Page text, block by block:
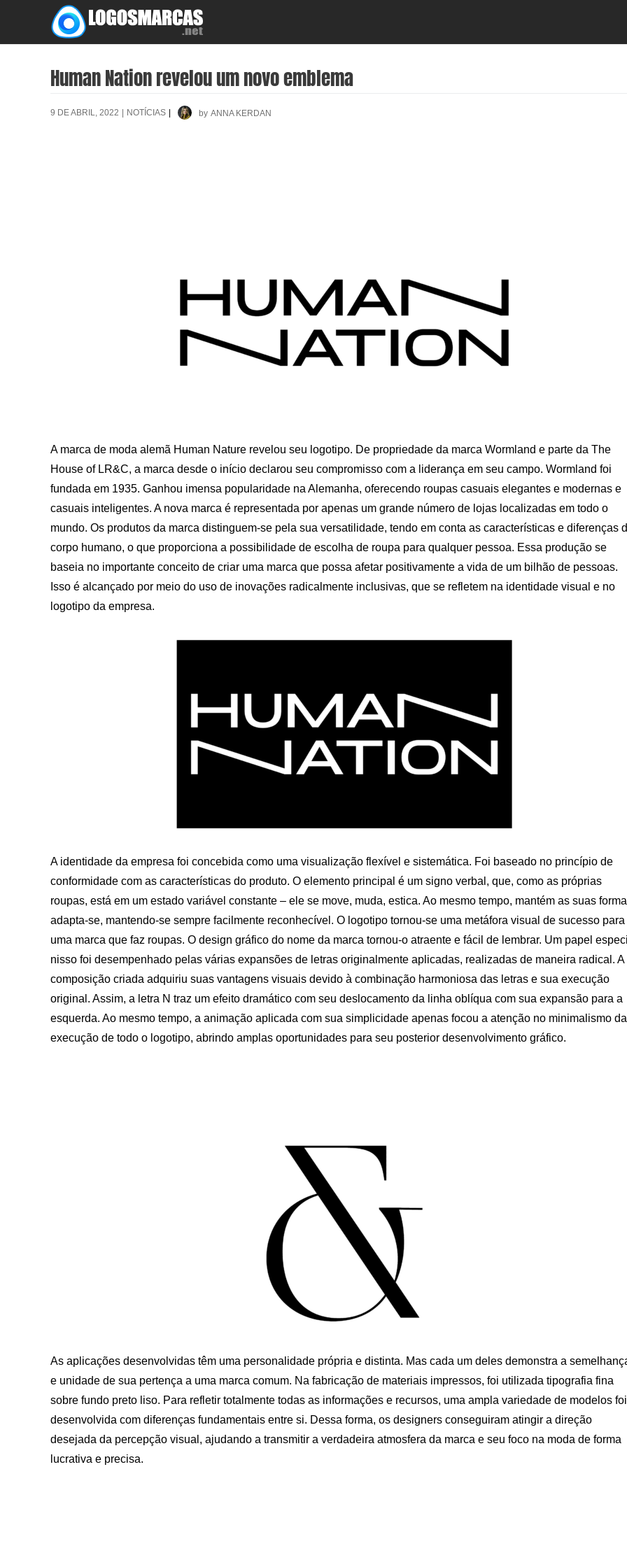
content
Human Nation revelou um novo emblema
9 DE ABRIL, 2022 | NOTÍCIAS | by ANNA KERDAN
A marca de moda alemã Human Nature revelou seu logotipo. De propriedade da marca Wormland e parte da The
House of LR&C, a marca desde o início declarou seu compromisso com a liderança em seu campo. Wormland foi
fundada em 1935. Ganhou imensa popularidade na Alemanha, oferecendo roupas casuais elegantes e modernas e
casuais inteligentes. A nova marca é representada por apenas um grande número de lojas localizadas em todo o
mundo. Os produtos da marca distinguem-se pela sua versatilidade, tendo em conta as características e diferenças
corpo humano, o que proporciona a possibilidade de escolha de roupa para qualquer pessoa. Essa produção se
baseia no importante conceito de criar uma marca que possa afetar positivamente a vida de um bilhão de pessoas.
Isso é alcançado por meio do uso de inovações radicalmente inclusivas, que se refletem na identidade visual e no
logotipo da empresa.
A identidade da empresa foi concebida como uma visualização flexível e sistemática. Foi baseado no princípio de
conformidade com as características do produto. O elemento principal é um signo verbal, que, como as próprias
roupas, está em um estado variável constante – ele se move, muda, estica. Ao mesmo tempo, mantém as suas
adapta-se, mantendo-se sempre facilmente reconhecível. O logotipo tornou-se uma metáfora visual de sucesso para
uma marca que faz roupas. O design gráfico do nome da marca tornou-o atraente e fácil de lembrar. Um papel
nisso foi desempenhado pelas várias expansões de letras originalmente aplicadas, realizadas de maneira radical. A
composição criada adquiriu suas vantagens visuais devido à combinação harmoniosa das letras e sua execução
original. Assim, a letra N traz um efeito dramático com seu deslocamento da linha oblíqua com sua expansão para a
esquerda. Ao mesmo tempo, a animação aplicada com sua simplicidade apenas focou a atenção no minimalismo da
execução de todo o logotipo, abrindo amplas oportunidades para seu posterior desenvolvimento gráfico.
As aplicações desenvolvidas têm uma personalidade própria e distinta. Mas cada um deles demonstra a
e unidade de sua pertença a uma marca comum. Na fabricação de materiais impressos, foi utilizada tipografia fina
sobre fundo preto liso. Para refletir totalmente todas as informações e recursos, uma ampla variedade de modelos foi
desenvolvida com diferenças fundamentais entre si. Dessa forma, os designers conseguiram atingir a direção
desejada da percepção visual, ajudando a transmitir a verdadeira atmosfera da marca e seu foco na moda de forma
lucrativa e precisa.